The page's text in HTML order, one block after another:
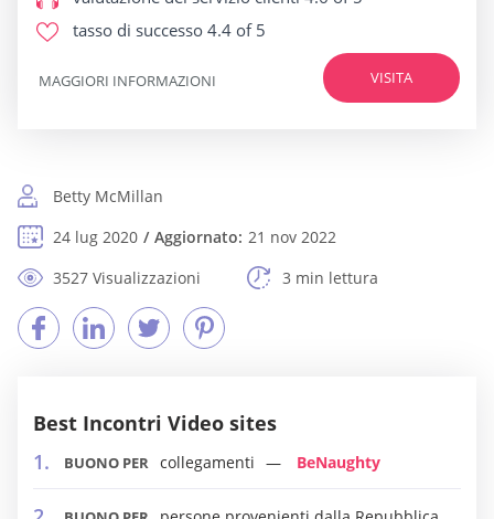
tasso di successo 4.4 of 5
VISITA
MAGGIORI INFORMAZIONI
Betty McMillan
24 lug 2020
Aggiornato: 21 nov 2022
3527 Visualizzazioni
3 min lettura
Best Incontri Video sites
BUONO PER collegamenti BeNaughty